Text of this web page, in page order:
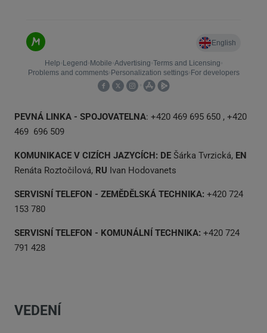
PEVNÁ LINKA - SPOJOVATELNA: +420 469 695 650 , +420
469 696 509
KOMUNIKACE V CIZÍCH JAZYCÍCH: DE Šárka Tvrzická, EN
Renáta Roztočilová, RU Ivan Hodovanets
SERVISNÍ TELEFON - ZEMĚDĚLSKÁ TECHNIKA: +420 724
153 780
SERVISNÍ TELEFON - KOMUNÁLNÍ TECHNIKA: +420 724
791 428
VEDENÍ